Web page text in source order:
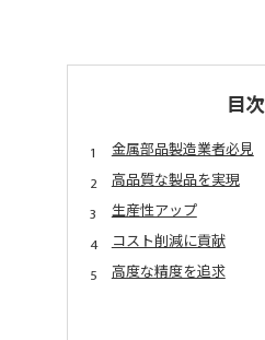
目次
金属部品製造業者必見
高品質な製品を実現
生産性アップ
コスト削減に貢献
高度な精度を追求